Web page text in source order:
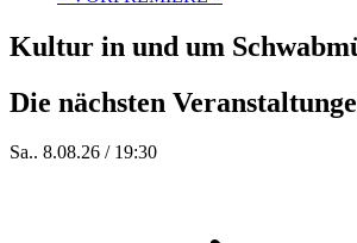
Kultur in und um
Die nächsten
Sa.. 8.08.26 / 19:30